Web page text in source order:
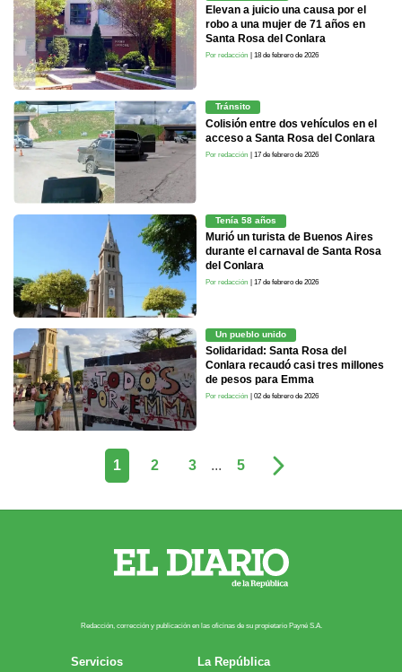
Elevan a juicio una causa por el
robo a una mujer de 71 años en
Santa Rosa del Conlara
Por redacción | 18 de febrero de 2026
Tránsito
Colisión entre dos vehículos en el
acceso a Santa Rosa del Conlara
Por redacción | 17 de febrero de 2026
Tenía 58 años
Murió un turista de Buenos Aires
durante el carnaval de Santa Rosa
del Conlara
Por redacción | 17 de febrero de 2026
Un pueblo unido
Solidaridad: Santa Rosa del
Conlara recaudó casi tres millones
de pesos para Emma
Por redacción | 02 de febrero de 2026
1 2 3 ... 5
Redacción, corrección y publicación en las oficinas de su propietario Payn​é S.A.
Servicios
La República